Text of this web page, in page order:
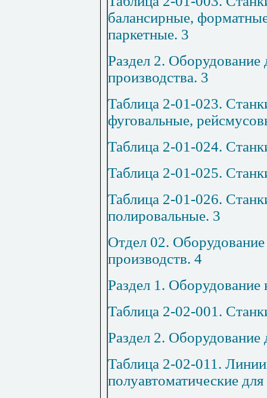
балансирные,
паркетные. 3
Раздел 2.
производства. 3
Таблица 2-01-023.
фуговальные,
Таблица 2-01-024.
Таблица 2-01-025.
Таблица 2-01-026.
полировальные. 3
Отдел 02.
производств. 4
Раздел 1. Оборудование
Таблица 2-02-001.
Раздел 2. Оборудование
Таблица 2-02-011.
полуавтоматические